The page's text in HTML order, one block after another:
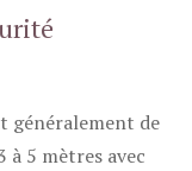
généralement de
5 mètres avec